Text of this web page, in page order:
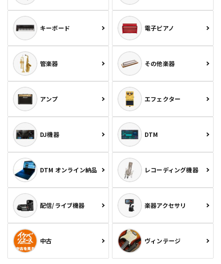
キーボード 電子ピアノ
管楽器 その他楽器
アンプ エフェクター
DJ機器 DTM
DTM オンライン納品 レコーディング機器
配信/ライブ機器 楽器アクセサリ
中古 ヴィンテージ